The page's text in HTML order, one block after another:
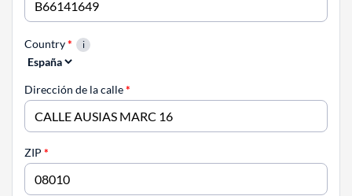
Country*
Dirección de la calle*
ZIP *